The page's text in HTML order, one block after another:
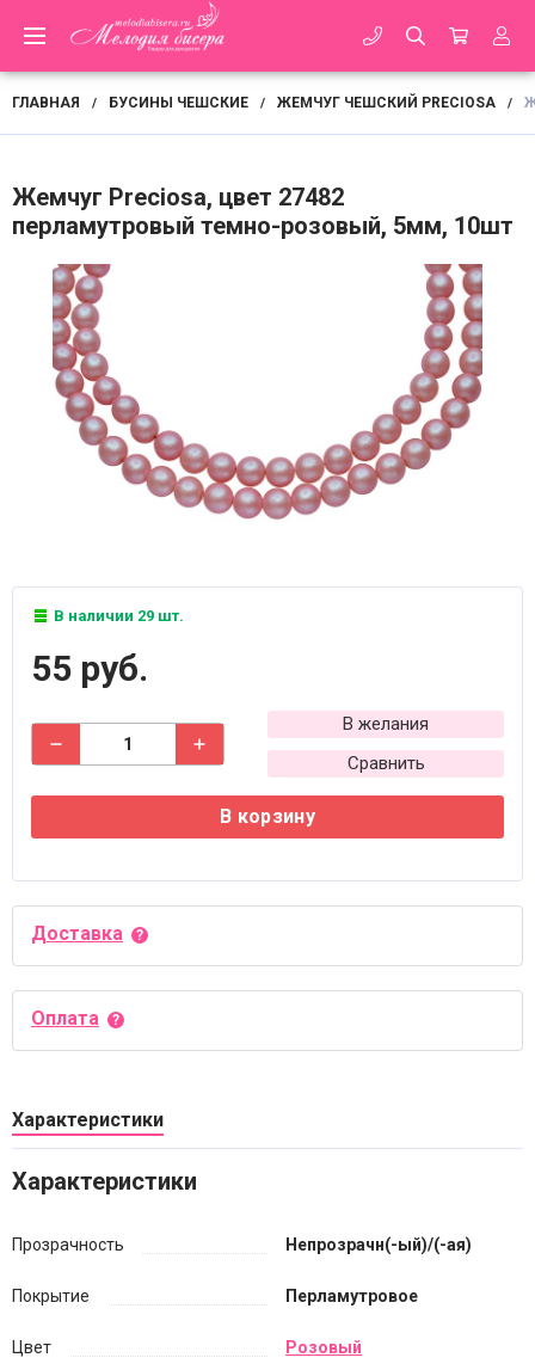
ГЛАВНАЯ / БУСИНЫ ЧЕШСКИЕ / ЖЕМЧУГ ЧЕШСКИЙ PRECIOSA /
Жемчуг Preciosa, цвет 27482
перламутровый темно-розовый, 5мм, 10шт
В наличии 29 шт.
55 руб.
В желания
Сравнить
В корзину
Доставка
Оплата
Характеристики
Характеристики
Прозрачность Непрозрачн(-ый)/(-ая)
Покрытие Перламутровое
Цвет Розовый